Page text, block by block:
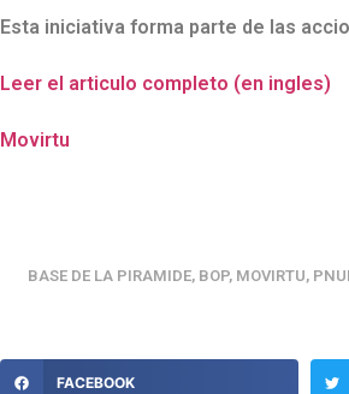
Esta iniciativa forma parte de las
Leer el articulo completo (en ingles)
Movirtu
BASE DE LA PIRAMIDE, BOP, MOVIRTU,
FACEBOOK